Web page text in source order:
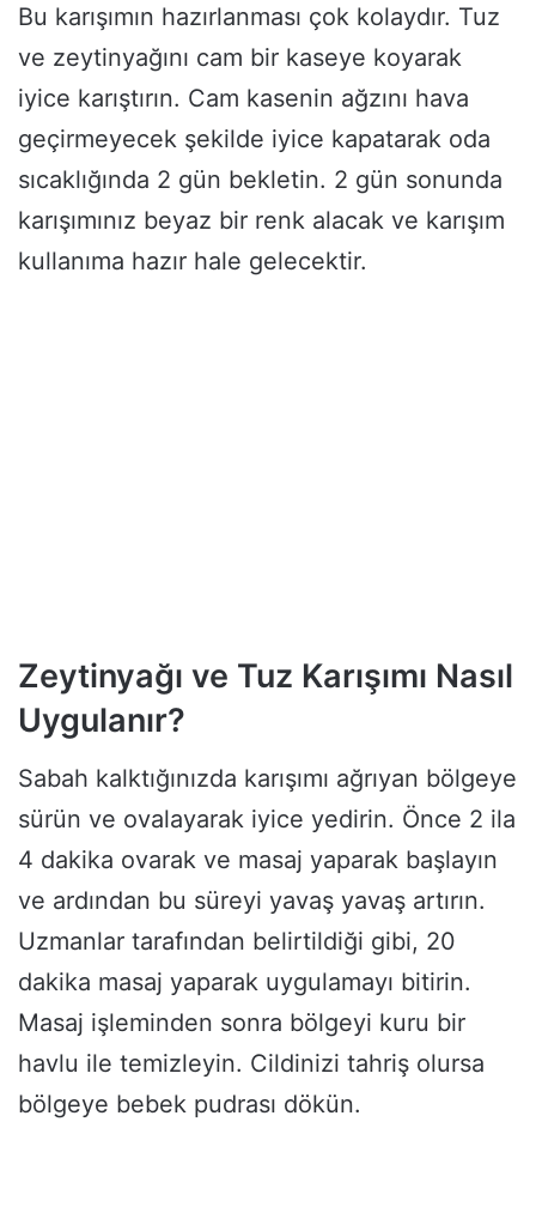
Bu karışımın hazırlanması çok kolaydır. Tuz
ve zeytinyağını cam bir kaseye koyarak
iyice karıştırın. Cam kasenin ağzını hava
geçirmeyecek şekilde iyice kapatarak oda
sıcaklığında 2 gün bekletin. 2 gün sonunda
karışımınız beyaz bir renk alacak ve karışım
kullanıma hazır hale gelecektir.
Zeytinyağı ve Tuz Karışımı Nasıl
Uygulanır?
Sabah kalktığınızda karışımı ağrıyan bölgeye
sürün ve ovalayarak iyice yedirin. Önce 2 ila
4 dakika ovarak ve masaj yaparak başlayın
ve ardından bu süreyi yavaş yavaş artırın.
Uzmanlar tarafından belirtildiği gibi, 20
dakika masaj yaparak uygulamayı bitirin.
Masaj işleminden sonra bölgeyi kuru bir
havlu ile temizleyin. Cildinizi tahriş olursa
bölgeye bebek pudrası dökün.